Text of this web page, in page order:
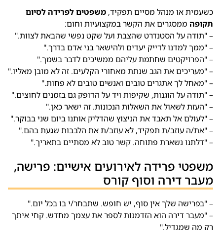
כשעמית או מנהל מסיים תפקיד, משפטים לפרידה לסיום
תקופה ממסגרים את הקשר במקצועיות וחום:
– "תודה על הסטנדרט שהצבת ועל שקט נפשי שהבאת לצוות."
– "ממך למדנו לדייק יעדים ולהישאר בני אדם בדרך."
– "הפרויקטים שחתמת עליהם ממשיכים לדבר בשמך."
– "מעריכים את הגב שנתת מאחורי הקלעים. זה לא מובן מאליו."
– "מאחל לך אתגרים טובים ואנשים טובים לא פחות."
– "תודה על הוגנות, שקיפות ויד על הדופק גם בזמנים לחוצים."
– "העזת לשאול את השאלות הנכונות. זה ישאר כאן."
– "לעולם אל תאבד את הניצוץ שהדליק אותנו ביום שני בבוקר."
– "את/ה עוזב/ת תפקיד, לא עוזב/ת את הלבבות שגעת בהם."
– "דלתנו נשארת פתוחה. קשר טוב לא מסתיים בתאריך."
משפטי פרידה לאירועים אישיים: פרישה,
מעבר דירה וסוף קורס
– "בפרישה שלך אין סוף, יש חופש. שתבחר/י בו בכל יום."
– "מעבר דירה הוא הזדמנות לספר את עצמך מחדש. קחי איתך
רק מה שמגדיל."